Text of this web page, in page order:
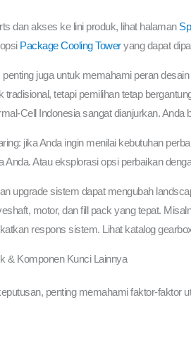
dan akses ke lini produk, lihat halaman
Package Cooling Toweryang dapat
juga untuk memahami peran
tradisional, tetapi pemilihan tetap
Cell Indonesia sangat dianjurkan.
jika Anda ingin menilai kebutuhan
Anda. Atau eksplorasi opsi perbaikan
upgrade sistem dapat mengubah
motor, dan fill pack yang tepat.
respons sistem. Lihat katalog
& Komponen Kunci Lainnya
penting memahami faktor-faktor